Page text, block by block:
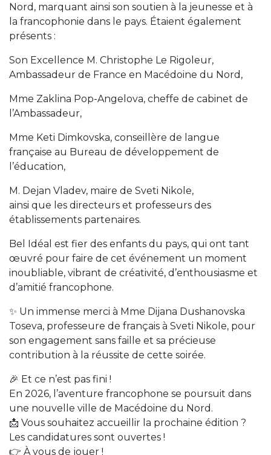
Nord, marquant ainsi son soutien à la jeunesse et à
la francophonie dans le pays. Étaient également
présents :
Son Excellence M. Christophe Le Rigoleur,
Ambassadeur de France en Macédoine du Nord,
Mme Zaklina Pop-Angelova, cheffe de cabinet de
l’Ambassadeur,
Mme Keti Dimkovska, conseillère de langue
française au Bureau de développement de
l’éducation,
M. Dejan Vladev, maire de Sveti Nikole,
ainsi que les directeurs et professeurs des
établissements partenaires.
Bel Idéal est fier des enfants du pays, qui ont tant
œuvré pour faire de cet événement un moment
inoubliable, vibrant de créativité, d’enthousiasme et
d’amitié francophone.
✨ Un immense merci à Mme Dijana Dushanovska
Toseva, professeure de français à Sveti Nikole, pour
son engagement sans faille et sa précieuse
contribution à la réussite de cette soirée.
🎉 Et ce n’est pas fini !
En 2026, l’aventure francophone se poursuit dans
une nouvelle ville de Macédoine du Nord.
📩 Vous souhaitez accueillir la prochaine édition ?
Les candidatures sont ouvertes !
👉 À vous de jouer !